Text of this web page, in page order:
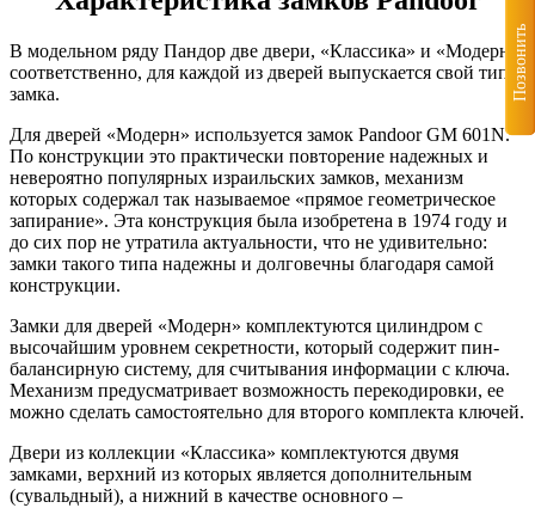
В модельном ряду Пандор две двери, «Классика» и «Модерн»,
соответственно, для каждой из дверей выпускается свой тип
замка.
Для дверей «Модерн» используется замок Pandoor GM 601N.
По конструкции это практически повторение надежных и
невероятно популярных израильских замков, механизм
которых содержал так называемое «прямое геометрическое
запирание». Эта конструкция была изобретена в 1974 году и
до сих пор не утратила актуальности, что не удивительно:
замки такого типа надежны и долговечны благодаря самой
конструкции.
Замки для дверей «Модерн» комплектуются цилиндром с
высочайшим уровнем секретности, который содержит пин-
балансирную систему, для считывания информации с ключа.
Механизм предусматривает возможность перекодировки, ее
можно сделать самостоятельно для второго комплекта ключей.
Двери из коллекции «Классика» комплектуются двумя
замками, верхний из которых является дополнительным
(сувальдный), а нижний в качестве основного –
Позвонить